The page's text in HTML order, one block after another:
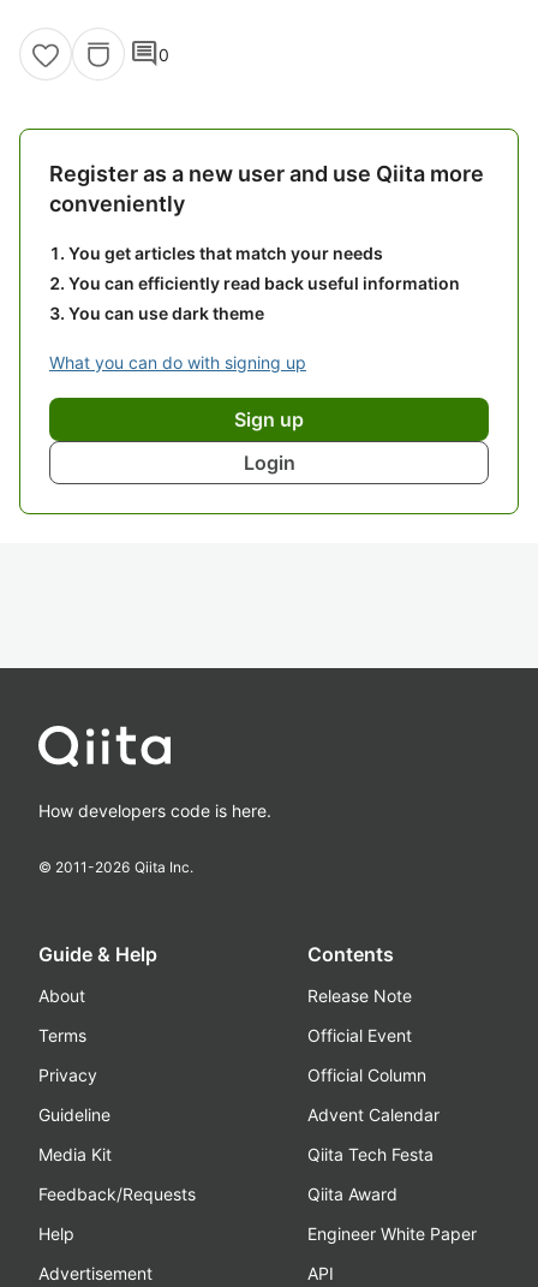
comment0
Register as a new user and use Qiita more
conveniently
You get articles that match your needs
You can efficiently read back useful information
You can use dark theme
What you can do with signing up
Sign up
Login
How developers code is here.
© 2011-2026 Qiita Inc.
Guide & Help
About
Terms
Privacy
Guideline
Media Kit
Feedback/Requests
Help
Advertisement
Contents
Release Note
Official Event
Official Column
Advent Calendar
Qiita Tech Festa
Qiita Award
Engineer White Paper
API